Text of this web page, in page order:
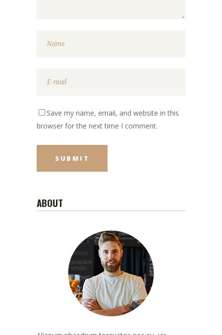
Save my name, email, and website in this
browser for the next time I comment.
ABOUT